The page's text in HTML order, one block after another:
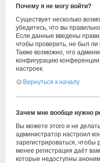
Почему я не могу войти?
Существует несколько
убедитесь, что вы
Если данные введены
чтобы проверить, не был ли
Также возможно, что
конфигурацию
настроек.
Вернуться к началу
Зачем мне вообще нужно
Вы можете этого и не
администратор настроил
зарегистрироваться,
менее регистрация даёт
которые недоступны